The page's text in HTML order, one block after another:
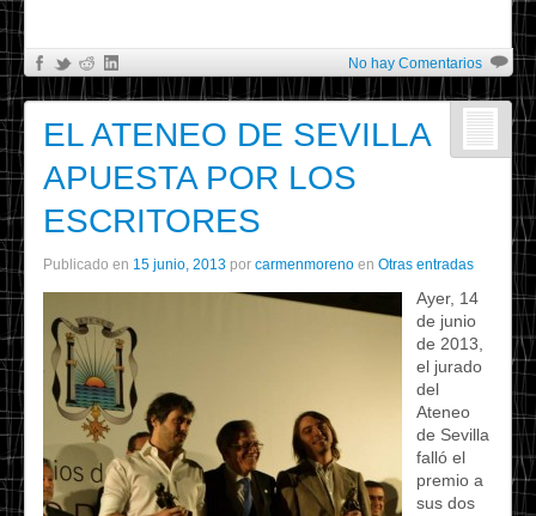
No hay Comentarios
EL ATENEO DE SEVILLA
APUESTA POR LOS
ESCRITORES
Publicado en 15 junio, 2013 por carmenmoreno en Otras entradas
Ayer, 14
de junio
de 2013,
el jurado
del
Ateneo
de Sevilla
falló el
premio a
sus dos